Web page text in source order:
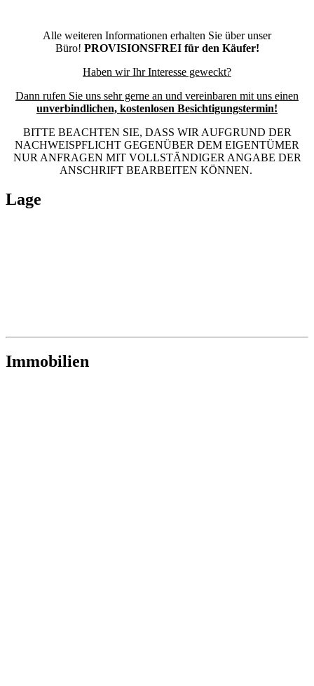
Alle weiteren Informationen erhalten Sie über unser
Büro! PROVISIONSFREI für den Käufer!
Haben wir Ihr Interesse geweckt?
Dann rufen Sie uns sehr gerne an und vereinbaren mit uns einen
unverbindlichen, kostenlosen Besichtigungstermin!
BITTE BEACHTEN SIE, DASS WIR AUFGRUND DER
NACHWEISPFLICHT GEGENÜBER DEM EIGENTÜMER
NUR ANFRAGEN MIT VOLLSTÄNDIGER ANGABE DER
ANSCHRIFT BEARBEITEN KÖNNEN.
Lage
Immobilien